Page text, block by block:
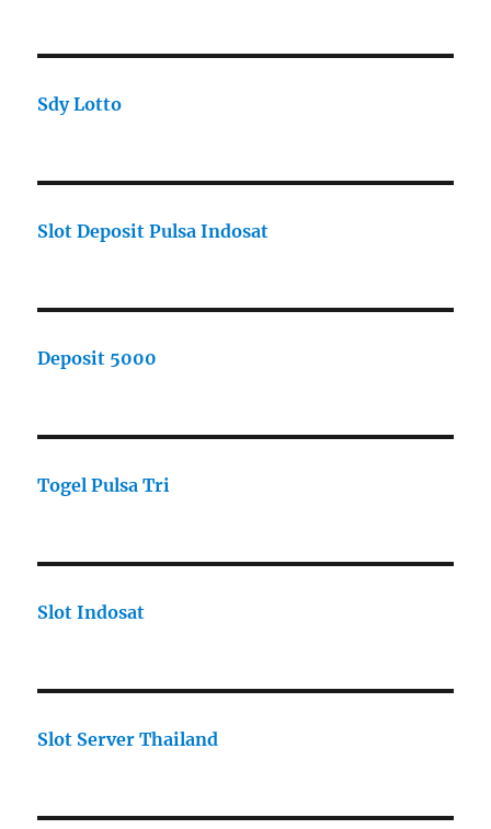
Sdy Lotto
Slot Deposit Pulsa Indosat
Deposit 5000
Togel Pulsa Tri
Slot Indosat
Slot Server Thailand